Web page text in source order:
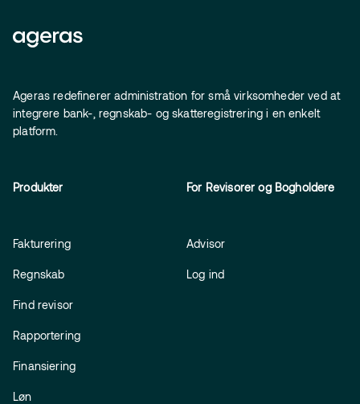
Ageras redefinerer administration for små virksomheder ved at
integrere bank-, regnskab- og skatteregistrering i en enkelt
platform.
Produkter
Fakturering
Regnskab
Find revisor
Rapportering
Finansiering
Løn
For Revisorer og Bogholdere
Advisor
Log ind